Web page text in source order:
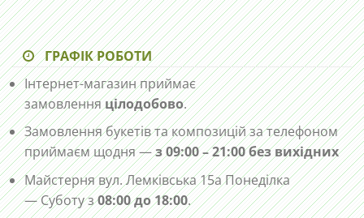
ГРАФІК РОБОТИ
Інтернет-магазин приймає
замовленняцілодобово.
Замовлення букетів та композицій за телефоном
приймаєм щодня —з 09:00 – 21:00 без вихідних
Майстерня вул. Лемківська 15а Понеділка
— Суботу з08:00 до 18:00.